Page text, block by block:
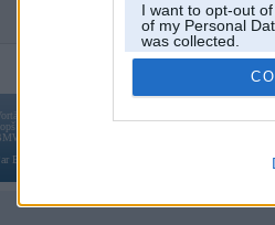
I want to opt-out
of my Personal
was collected.
Opted Out
BMWPower.lv darbojas
2002. gada 14. maija. Tas nav auto klubs un nav saistīts ar
AG.
BMWPower